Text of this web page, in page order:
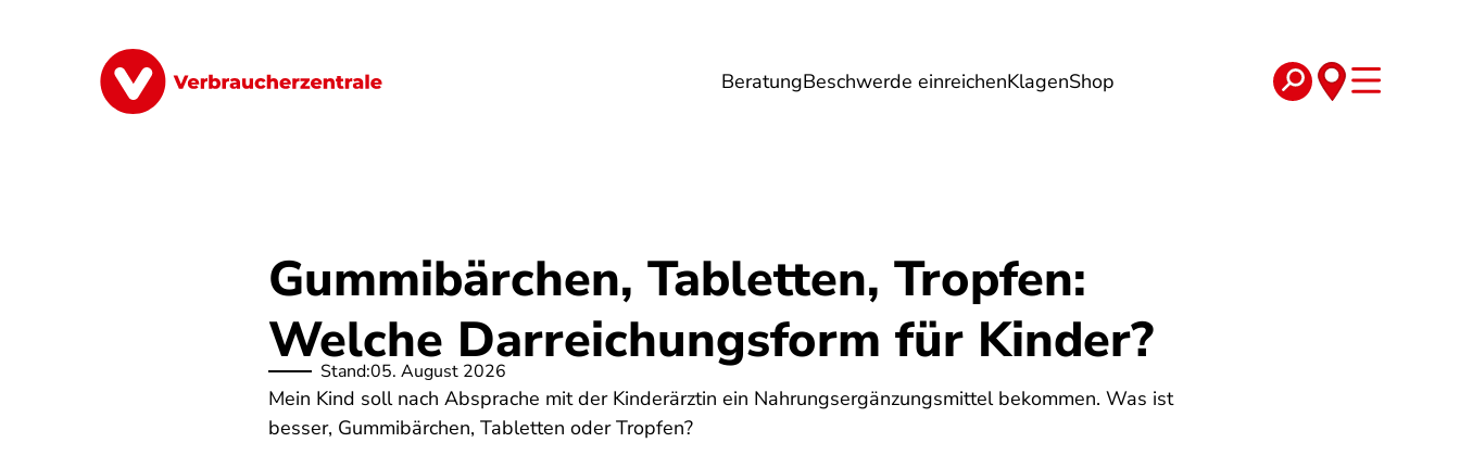
BeratungBeschwerde einreichenKlagenShop
Finanzen Digitales Lebensmittel Gesundheit Energie Reise Verträge
Gummibärchen, Tabletten, Tropfen:
Welche Darreichungsform für Kinder?
Stand:05. August 2026
Mein Kind soll nach Absprache mit der Kinderärztin ein Nahrungsergänzungsmittel bekommen. Was ist
besser, Gummibärchen, Tabletten oder Tropfen?